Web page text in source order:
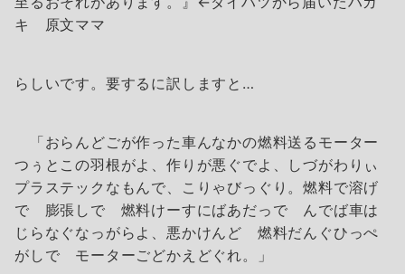
キ 原文ママ
らしいです。要するに訳しますと…
「おらんどごが作った車んなかの燃料送るモーター
つぅとこの羽根がよ、作りが悪ぐでよ、しづがわりぃ
プラステックなもんで、こりゃびっぐり。燃料で溶げ
で 膨張しで 燃料けーすにばあだっで んでば車は
じらなぐなっがらよ、悪かけんど 燃料だんぐひっぺ
がしで モーターごどかえどぐれ。」